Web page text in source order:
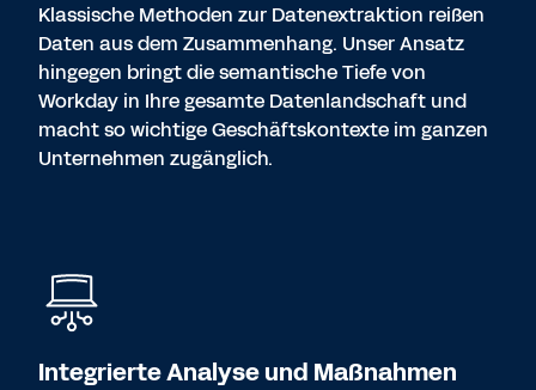
Klassische Methoden zur Datenextraktion reißen
Daten aus dem Zusammenhang. Unser Ansatz
hingegen bringt die semantische Tiefe von
Workday in Ihre gesamte Datenlandschaft und
macht so wichtige Geschäftskontexte im ganzen
Unternehmen zugänglich.
Integrierte Analyse und Maßnahmen